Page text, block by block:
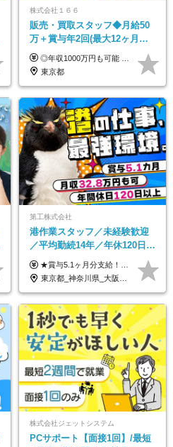
株式会社１６６
販売・買取スタッフ◆月給50
万＋賞与年2回(最大12ヶ月分
支給)◆前職給与保証◆年収
1000万可◆オープニング
◎年収1000万円も可能 ◎複雑な条件やノルマは一切なし！ 頑張った分だけシンプルに還元される給与体系です。 経験者の方には「前職給与保証」をお約束します！ ■月給50万円～80万円（役職手当を含む） ★平均月収：60～70万円程度 ★「〇件以上で支給」といった複雑な条件やノルマの縛りは一切ありません。 お客様に寄り添い、利益が出た分はしっかりとあなたの給与へ還元します！ ※経験・能力を考慮のうえ決定します。 ※試用期間3ヶ月あり。その間の待遇・給与に差異はありません。 ※上記の金額は固定残業代（20時間/5万円～）含んだ金額です。 超過分は別途記載します。
東京都
第工株式会社
港作業スタッフ／未経験歓迎
／平均勤続14年／年休120日以
上／食事手当・家族手当あり
／賞与5.1ヶ月分
★賞与5.1ヶ月分支給！ ★入社3年目・30代で年収730万円の先輩も活躍中！ ★入社1年目・20代で月収29万円の実績あり 月給：22.5万円～30.5万円＋各種手当＋賞与年2回＋残業代全額支給 ※経験・能力などを考慮のうえ決定します ※上記月給には食事手当(5000円／月）を含みます ※残業代は分単位で100％支給いたします ※試用期間3ヶ月。その間の給与・待遇に差異はありません 【月収例】 ◆33.5万円／31歳 入社7か月 ◆38.5万円／32歳 入社1年目 ◆48.4万円／44歳 入社12年目 ※経験・能力などを考慮のうえ決定 ※月収・給与例には休日手当も含みます 【手当詳細】 ◆交通費規定支給（上限3万5000円／月） ◆時間外手当全額支給 ◆休日出勤手当 ◆港湾住宅あり（1R・2万円台～） ◆資格取得支援制度：全額負担 ◆地域手当：関東地区1万円／月
東京都_神奈川県_大阪府_愛知県_兵庫県
株式会社ジェットシステム
PCサポート【面接1回】/最短